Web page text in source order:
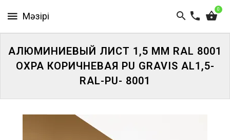
0
ПАНЕЛИ
АЛЮМИНИЕВЫЙ ЛИСТ 1,5 ММ RAL 8001
ОХРА КОРИЧНЕВАЯ PU GRAVIS AL1,5-
RAL-PU- 8001